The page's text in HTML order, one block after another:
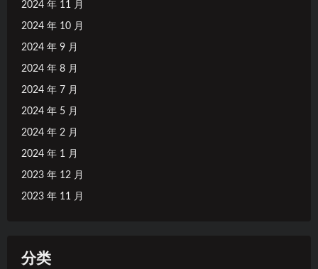
2024 年 11 月
2024 年 10 月
2024 年 9 月
2024 年 8 月
2024 年 7 月
2024 年 5 月
2024 年 2 月
2024 年 1 月
2023 年 12 月
2023 年 11 月
分类